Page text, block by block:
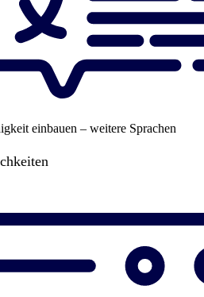
einbauen – weitere Sprachen